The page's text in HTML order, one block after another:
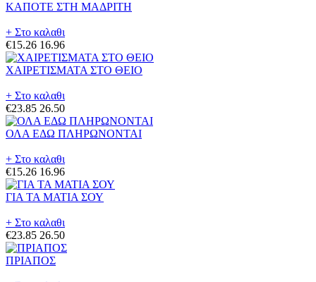
ΚΑΠΟΤΕ ΣΤΗ ΜΑΔΡΙΤΗ
+ Στο καλαθι
€15.26 16.96
ΧΑΙΡΕΤΙΣΜΑΤΑ ΣΤΟ ΘΕΙΟ
+ Στο καλαθι
€23.85 26.50
ΟΛΑ ΕΔΩ ΠΛΗΡΩΝΟΝΤΑΙ
+ Στο καλαθι
€15.26 16.96
ΓΙΑ ΤΑ ΜΑΤΙΑ ΣΟΥ
+ Στο καλαθι
€23.85 26.50
ΠΡΙΑΠΟΣ